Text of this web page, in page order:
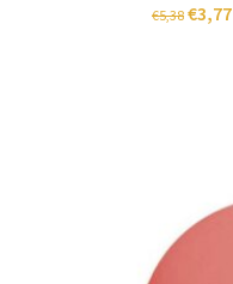
€5,38 €3,77